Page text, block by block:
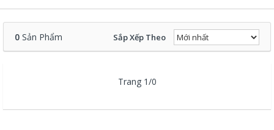
0 Sản Phẩm Sắp Xếp Theo
Trang 1/0